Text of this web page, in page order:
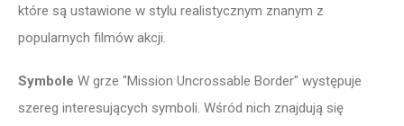
które są ustawione w stylu realistycznym znanym z
popularnych filmów akcji.
Symbole W grze "Mission Uncrossable Border" występuje
szereg interesujących symboli. Wśród nich znajdują się